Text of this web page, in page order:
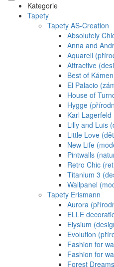
Kategorie
Tapety
Tapety AS-Creation
Absolutely
Anna and
Aquarell
Attractive
Best of
El Palacio
House of
Hygge
Karl
Lilly and Luis
Little Love
New Life
Pintwalls
Retro Chic
Titanium 3
Wallpanel
Tapety Erismann
Aurora
ELLE
Elysium
Evolution
Fashion for
Fashion for
Forest